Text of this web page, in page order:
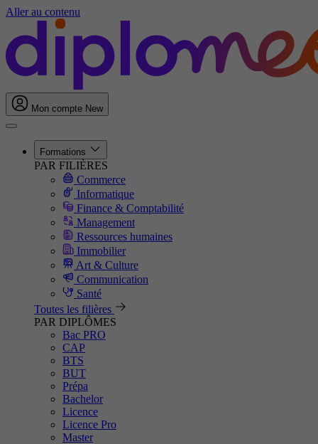
Aller au contenu
Mon compte New
Formations
PAR FILIÈRES
Commerce
Informatique
Finance & Comptabilité
Management
Ressources humaines
Immobilier
Art & Culture
Communication
Santé
Toutes les filières
PAR DIPLÔMES
Bac PRO
CAP
BTS
BUT
Prépa
Bachelor
Licence
Licence Pro
Master